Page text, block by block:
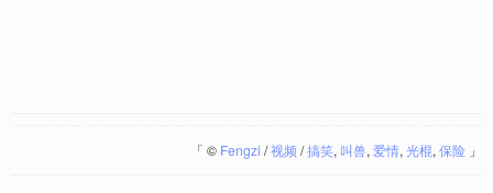
「 © Fengzi /视频/搞笑, 叫兽, 爱情, 光棍, 保险 」